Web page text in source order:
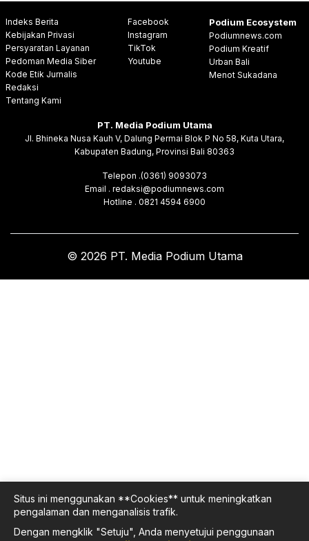
Indeks Berita
Kebijakan Privasi
Persyaratan Layanan
Pedoman Media Siber
Kode Etik Jurnalis
Redaksi
Tentang Kami
Facebook
Instagram
TikTok
Youtube
Podium Ecosystem
Podiumnews.com
Podium Kreatif
Urban Bali
Menot Sukadana
PT. Media Podium Utama
Jl. Bhineka Nusa Kauh V, Dalung Permai Blok P No 58, Kuta Utara,
Kabupaten Badung, Provinsi Bali 80363
Telepon .(0361) 9093073
Email . redaksi@podiumnews.com
Hotline . 0821 4594 6900
© 2026 PT. Media Podium Utama
Situs ini menggunakan **Cookies** untuk meningkatkan
pengalaman dan menganalisis trafik.
Dengan mengklik "Setuju", Anda menyetujui penggunaan